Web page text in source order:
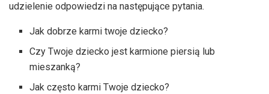
udzielenie odpowiedzi na następujące pytania.
Jak dobrze karmi twoje dziecko?
Czy Twoje dziecko jest karmione piersią lub
mieszanką?
Jak często karmi Twoje dziecko?